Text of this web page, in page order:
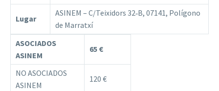
Lugar
ASINEM – C/Teixidors 32‐B, 07141, Polígono
de Marratxí
ASOCIADOS
ASINEM
65 €
NO ASOCIADOS
ASINEM
120 €